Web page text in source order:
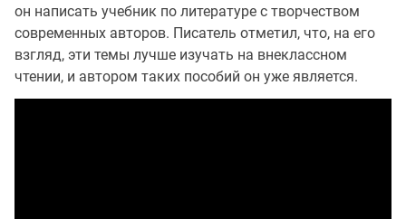
он написать учебник по литературе с творчеством
современных авторов. Писатель отметил, что, на его
взгляд, эти темы лучше изучать на внеклассном
чтении, и автором таких пособий он уже является.